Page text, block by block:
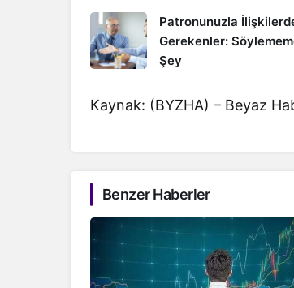
Patronunuzla
Gerekenler:
Şey
Kaynak: (BYZHA) – Beyaz
Benzer Haberler